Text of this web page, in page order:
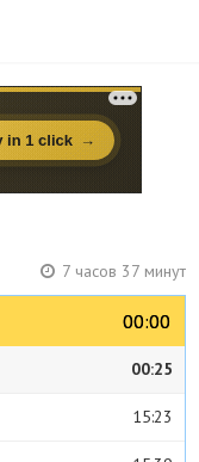
7 часов 37 минут
00:00
00:00
00:25
15:23